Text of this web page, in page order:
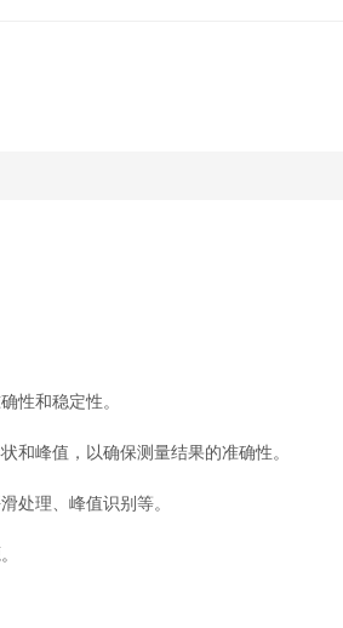
性和稳定性。
峰值，以确保测量结果的准确性。
处理、峰值识别等。